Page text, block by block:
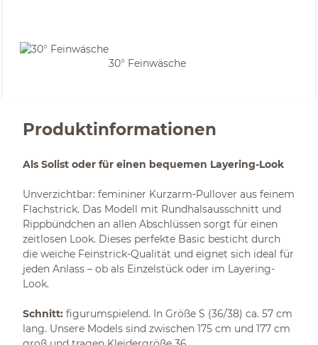
30° Feinwäsche
Produktinformationen
Als Solist oder für einen bequemen Layering-Look
Unverzichtbar: femininer Kurzarm-Pullover aus feinem
Flachstrick. Das Modell mit Rundhalsausschnitt und
Rippbündchen an allen Abschlüssen sorgt für einen
zeitlosen Look. Dieses perfekte Basic besticht durch
die weiche Feinstrick-Qualität und eignet sich ideal für
jeden Anlass – ob als Einzelstück oder im Layering-
Look.
Schnitt: figurumspielend. In Größe S (36/38) ca. 57 cm
lang. Unsere Models sind zwischen 175 cm und 177 cm